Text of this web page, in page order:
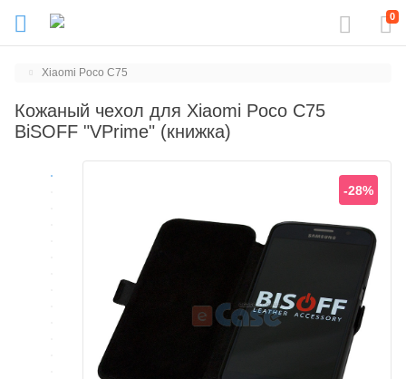
0
Xiaomi Poco C75
Кожаный чехол для Xiaomi Poco C75
BiSOFF "VPrime" (книжка)
-28%